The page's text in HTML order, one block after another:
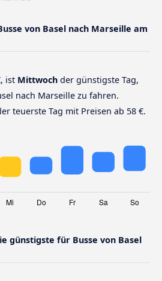
von Basel nach Marseille am
ist Mittwoch der günstigste Tag,
nach Marseille zu fahren.
teuerste Tag mit Preisen ab 58 €.
günstigste für Busse von Basel